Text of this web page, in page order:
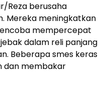
Reza berusaha
Mereka meningkatkan
mempercepat
dalam reli panjang
Beberapa smes keras
dan membakar